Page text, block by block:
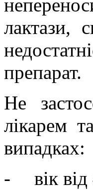
лактази,
препарат.
Не
лікарем
випадках:
-
вік